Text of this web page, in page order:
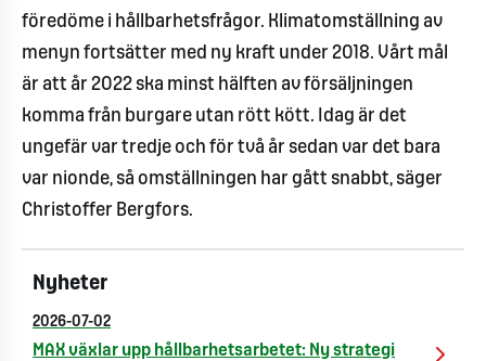
föredöme i hållbarhetsfrågor. Klimatomställning av
menyn fortsätter med ny kraft under 2018. Vårt mål
är att år 2022 ska minst hälften av försäljningen
komma från burgare utan rött kött. Idag är det
ungefär var tredje och för två år sedan var det bara
var nionde, så omställningen har gått snabbt, säger
Christoffer Bergfors.
Nyheter
2026-07-02
MAX växlar upp hållbarhetsarbetet: Ny strategi